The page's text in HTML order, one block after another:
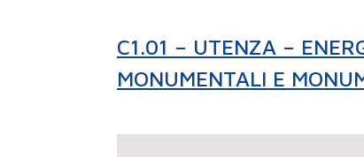
C1.01 – UTENZA –
MONUMENTALI E